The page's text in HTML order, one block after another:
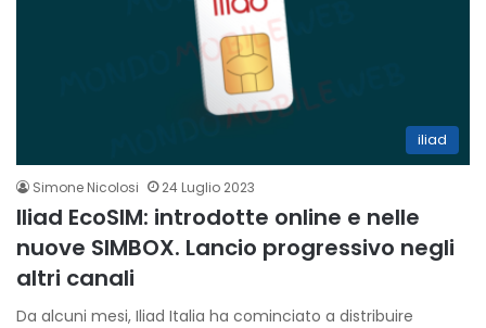
iliad
Simone Nicolosi 24 Luglio 2023
Iliad EcoSIM: introdotte online e nelle
nuove SIMBOX. Lancio progressivo negli
altri canali
Da alcuni mesi, Iliad Italia ha cominciato a distribuire